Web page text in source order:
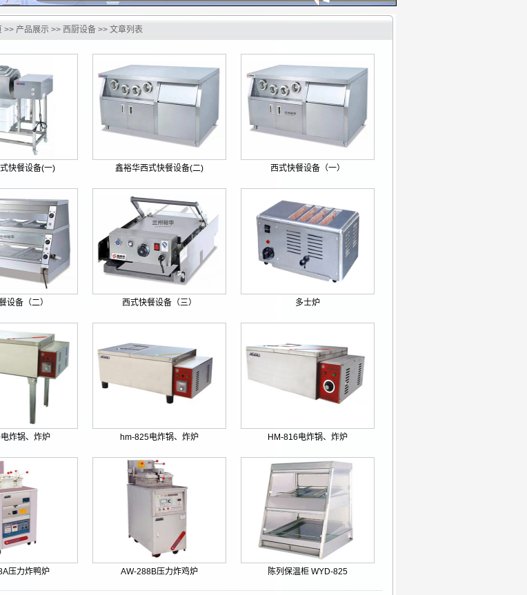
>> 产品展示 >> 西厨设备 >> 文章列表
快餐设备(一) 鑫裕华西式快餐设备(二) 西式快餐设备（一）
设备（二） 西式快餐设备（三） 多士炉
炸锅、炸炉 hm-825电炸锅、炸炉 HM-816电炸锅、炸炉
压力炸鸭炉 AW-288B压力炸鸡炉 陈列保温柜 WYD-825